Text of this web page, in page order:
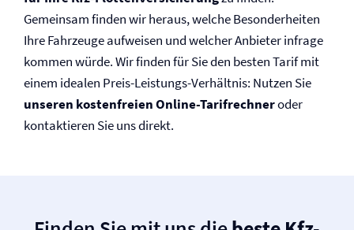
Gemeinsam finden wir heraus, welche Besonderheiten
Ihre Fahrzeuge aufweisen und welcher Anbieter infrage
kommen würde. Wir finden für Sie den besten Tarif mit
einem idealen Preis-Leistungs-Verhältnis: Nutzen Sie
unseren kostenfreien Online-Tarifrechneroder
kontaktieren Sie uns direkt.